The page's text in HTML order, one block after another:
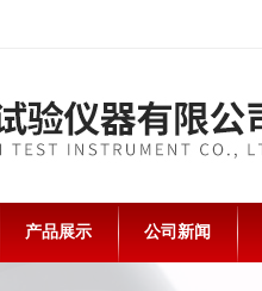
产品展示 公司新闻